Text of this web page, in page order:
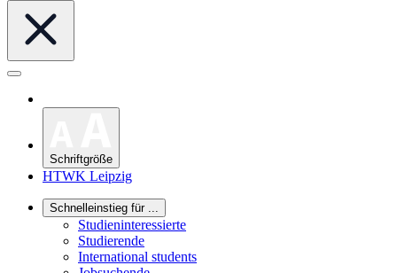
Schriftgröße
HTWK Leipzig
Schnelleinstieg für ...
Studieninteressierte
Studierende
International students